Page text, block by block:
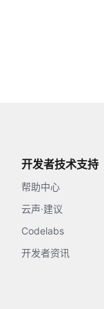
开发者技术支持
帮助中心
云声·建议
Codelabs
开发者资讯